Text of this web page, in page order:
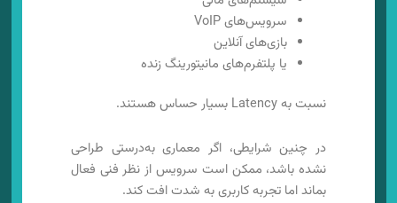
سرویس‌های VoIP
بازی‌های آنلاین
یا پلتفرم‌های مانیتورینگ زنده
نسبت به Latency بسیار حساس هستند.
در چنین شرایطی، اگر معماری به‌درستی طراحی
نشده باشد، ممکن است سرویس از نظر فنی فعال
بماند اما تجربه کاربری به شدت افت کند.